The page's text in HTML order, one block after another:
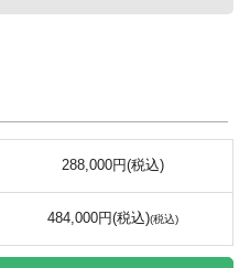
288,000円(税込)
484,000円(税込)